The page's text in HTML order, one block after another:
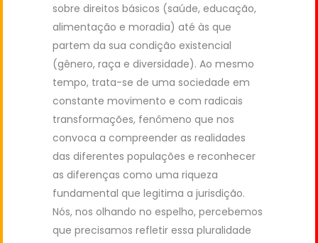
sobre direitos básicos (saúde, educação,
alimentação e moradia) até às que
partem da sua condição existencial
(gênero, raça e diversidade). Ao mesmo
tempo, trata-se de uma sociedade em
constante movimento e com radicais
transformações, fenômeno que nos
convoca a compreender as realidades
das diferentes populações e reconhecer
as diferenças como uma riqueza
fundamental que legitima a jurisdição.
Nós, nos olhando no espelho, percebemos
que precisamos refletir essa pluralidade